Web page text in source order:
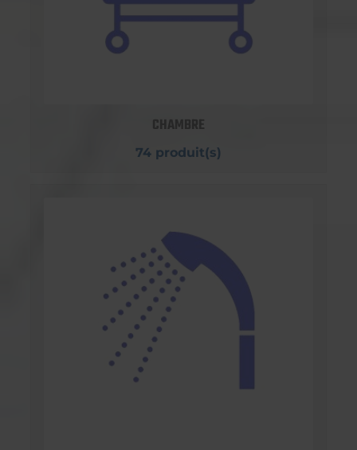
CHAMBRE
74 produit(s)